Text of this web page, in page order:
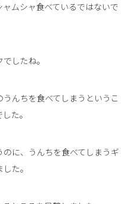
ムシャ食べているではないで
したね。
んちを食べてしまうというこ
た。
に、うんちを食べてしまうギ
た。